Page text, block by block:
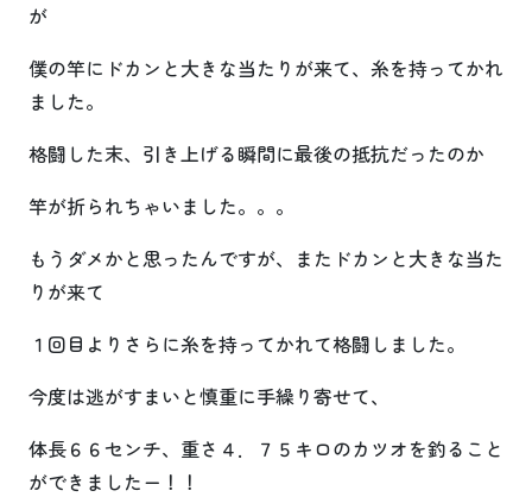
が
僕の竿にドカンと大きな当たりが来て、糸を持ってかれ
ました。
格闘した末、引き上げる瞬間に最後の抵抗だったのか
竿が折られちゃいました。。。
もうダメかと思ったんですが、またドカンと大きな当た
りが来て
１回目よりさらに糸を持ってかれて格闘しました。
今度は逃がすまいと慎重に手繰り寄せて、
体長６６センチ、重さ４．７５キロのカツオを釣ること
ができましたー！！